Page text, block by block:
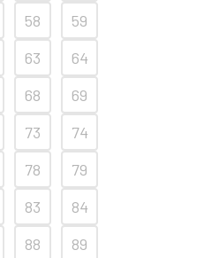
58
59
63
64
68
69
73
74
78
79
83
84
88
89